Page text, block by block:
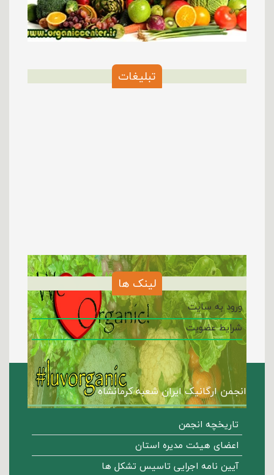
تبلیغات
لینک ها
ورود به سایت
شرایط عضویت
انجمن ارگانیک ایران شعبه کرمانشاه
تاریخچه انجمن
اعضای هیئت مدیره استان
آیین نامه اجرایی تاسیس تشکل ها